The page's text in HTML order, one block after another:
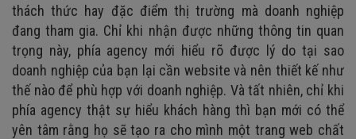
thách thức hay đặc điểm thị trường mà doanh nghiệp
đang tham gia. Chỉ khi nhận được những thông tin quan
trọng này, phía agency mới hiểu rõ được lý do tại sao
doanh nghiệp của bạn lại cần website và nên thiết kế như
thế nào để phù hợp với doanh nghiệp. Và tất nhiên, chỉ khi
phía agency thật sự hiểu khách hàng thì bạn mới có thể
yên tâm rằng họ sẽ tạo ra cho mình một trang web chất